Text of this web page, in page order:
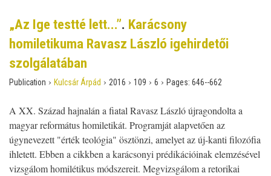
„Az Ige testté lett...”. Karácsony
homiletikuma Ravasz László igehirdetői
szolgálatában
Publication › Kulcsár Árpád › 2016 › 109 › 6 › Pages: 646--662
A XX. Század hajnalán a fiatal Ravasz László újragondolta a
magyar református homiletikát. Programját alapvetően az
úgynevezett "érték teológia" ösztönzi, amelyet az új-kanti filozófia
ihletett. Ebben a cikkben a karácsonyi prédikációinak elemzésével
vizsgálom homilétikus módszereit. Megvizsgálom a retorikai